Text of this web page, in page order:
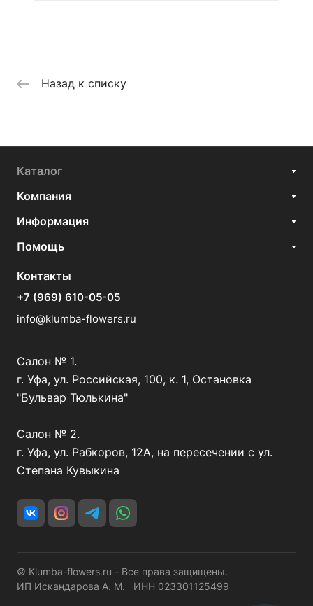
Назад к списку
Каталог
Компания
Информация
Помощь
Контакты
+7 (969) 610-05-05
info@klumba-flowers.ru
Салон № 1.
г. Уфа, ул. Российская, 100, к. 1, Остановка
"Бульвар Тюлькина"
Салон № 2.
г. Уфа, ул. Рабкоров, 12А, на пересечении с ул.
Степана Кувыкина
© Klumba-flowers.ru - Все права защищены.
ИП Искандарова А. М. ИНН 023301125499